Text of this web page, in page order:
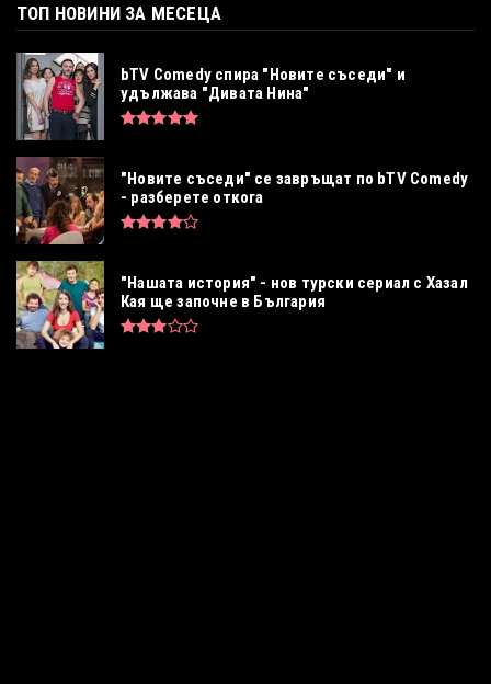
ТОП НОВИНИ ЗА МЕСЕЦА
bTV Comedy спира "Новите съседи" и
удължава "Дивата Нина"
"Новите съседи" се завръщат по bTV Comedy
- разберете откога
"Нашата история" - нов турски сериал с Хазал
Кая ще започне в България